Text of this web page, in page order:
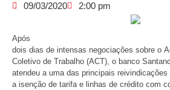
09/03/2020 2:00 pm
Após
dois dias de intensas negociações sobre o
Coletivo de Trabalho (ACT), o banco
atendeu a uma das principais
a isenção de tarifa e linhas de crédito com